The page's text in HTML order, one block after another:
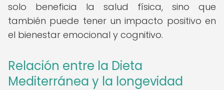
solo beneficia la salud física, sino que
también puede tener un impacto positivo en
el bienestar emocional y cognitivo.
Relación entre la Dieta
Mediterránea y la longevidad